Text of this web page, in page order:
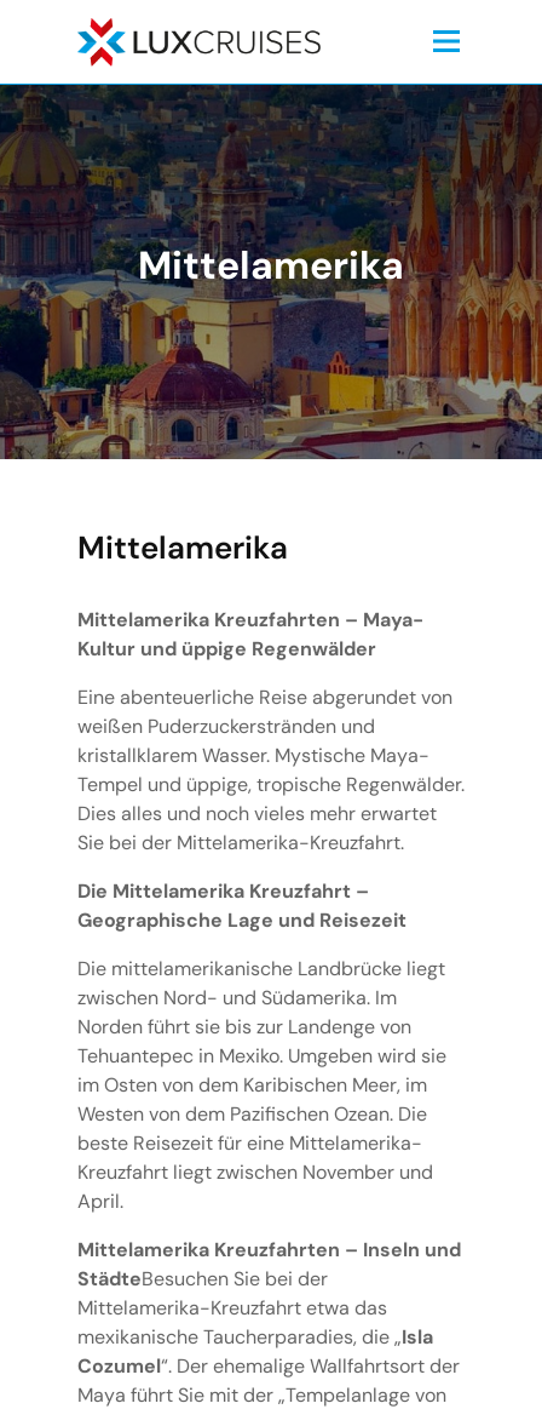
Mittelamerika
Mittelamerika
Mittelamerika Kreuzfahrten – Maya-
Kultur und üppige Regenwälder
Eine abenteuerliche Reise abgerundet von
weißen Puderzuckerstränden und
kristallklarem Wasser. Mystische Maya-
Tempel und üppige, tropische Regenwälder.
Dies alles und noch vieles mehr erwartet
Sie bei der Mittelamerika-Kreuzfahrt.
Die Mittelamerika Kreuzfahrt –
Geographische Lage und Reisezeit
Die mittelamerikanische Landbrücke liegt
zwischen Nord- und Südamerika. Im
Norden führt sie bis zur Landenge von
Tehuantepec in Mexiko. Umgeben wird sie
im Osten von dem Karibischen Meer, im
Westen von dem Pazifischen Ozean. Die
beste Reisezeit für eine Mittelamerika-
Kreuzfahrt liegt zwischen November und
April.
Mittelamerika Kreuzfahrten – Inseln und
StädteBesuchen Sie bei der
Mittelamerika-Kreuzfahrt etwa das
mexikanische Taucherparadies, die „Isla
Cozumel“. Der ehemalige Wallfahrtsort der
Maya führt Sie mit der „Tempelanlage von